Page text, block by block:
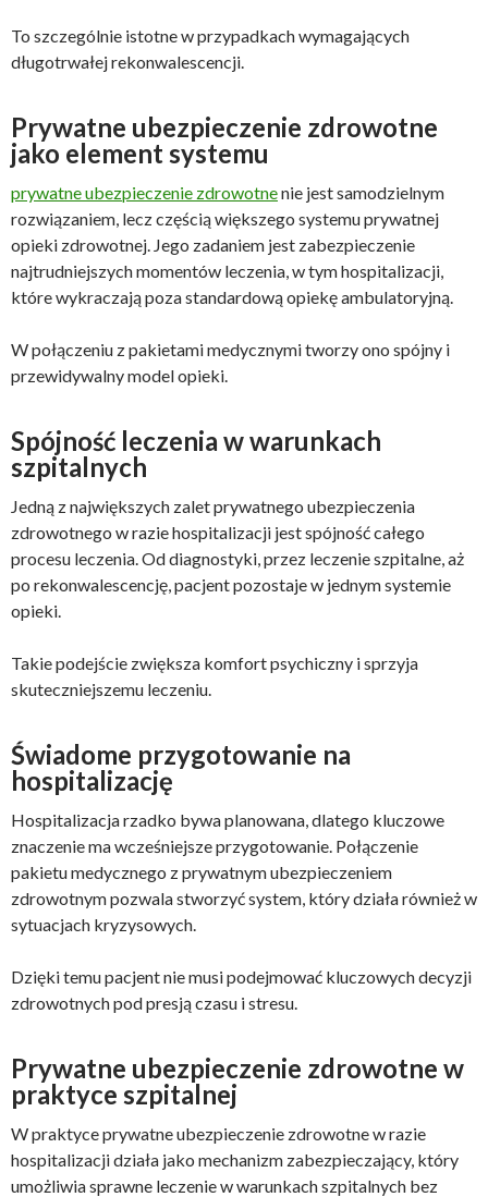
To szczególnie istotne w przypadkach wymagających
długotrwałej rekonwalescencji.
Prywatne ubezpieczenie zdrowotne
jako element systemu
prywatne ubezpieczenie zdrowotnenie jest samodzielnym
rozwiązaniem, lecz częścią większego systemu prywatnej
opieki zdrowotnej. Jego zadaniem jest zabezpieczenie
najtrudniejszych momentów leczenia, w tym hospitalizacji,
które wykraczają poza standardową opiekę ambulatoryjną.
W połączeniu z pakietami medycznymi tworzy ono spójny i
przewidywalny model opieki.
Spójność leczenia w warunkach
szpitalnych
Jedną z największych zalet prywatnego ubezpieczenia
zdrowotnego w razie hospitalizacji jest spójność całego
procesu leczenia. Od diagnostyki, przez leczenie szpitalne, aż
po rekonwalescencję, pacjent pozostaje w jednym systemie
opieki.
Takie podejście zwiększa komfort psychiczny i sprzyja
skuteczniejszemu leczeniu.
Świadome przygotowanie na
hospitalizację
Hospitalizacja rzadko bywa planowana, dlatego kluczowe
znaczenie ma wcześniejsze przygotowanie. Połączenie
pakietu medycznego z prywatnym ubezpieczeniem
zdrowotnym pozwala stworzyć system, który działa również w
sytuacjach kryzysowych.
Dzięki temu pacjent nie musi podejmować kluczowych decyzji
zdrowotnych pod presją czasu i stresu.
Prywatne ubezpieczenie zdrowotne w
praktyce szpitalnej
W praktyce prywatne ubezpieczenie zdrowotne w razie
hospitalizacji działa jako mechanizm zabezpieczający, który
umożliwia sprawne leczenie w warunkach szpitalnych bez